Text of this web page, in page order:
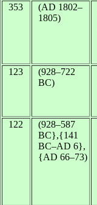
353
(AD 1802–
1805)
123
(928–722
BC)
122
(928–587
BC},{141
ВС–AD 6},
{AD 66–73)